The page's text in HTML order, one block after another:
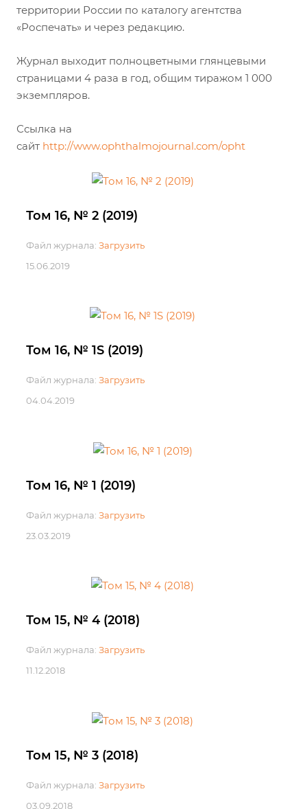
территории России по каталогу агентства
«Роспечать» и через редакцию.
Журнал выходит полноцветными глянцевыми
страницами 4 раза в год, общим тиражом 1 000
экземпляров.
Ссылка на
сайт http://www.ophthalmojournal.com/opht
Том 16, № 2 (2019)
Файл журнала: Загрузить
15.06.2019
Том 16, № 1S (2019)
Файл журнала: Загрузить
04.04.2019
Том 16, № 1 (2019)
Файл журнала: Загрузить
23.03.2019
Том 15, № 4 (2018)
Файл журнала: Загрузить
11.12.2018
Том 15, № 3 (2018)
Файл журнала: Загрузить
03.09.2018